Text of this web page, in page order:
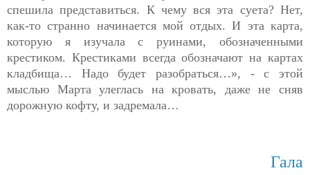
спешила представиться. К чему вся эта суета? Нет,
как-то странно начинается мой отдых. И эта карта,
которую я изучала с руинами, обозначенными
крестиком. Крестиками всегда обозначают на картах
кладбища… Надо будет разобраться…», - с этой
мыслью Марта улеглась на кровать, даже не сняв
дорожную кофту, и задремала…
Гала